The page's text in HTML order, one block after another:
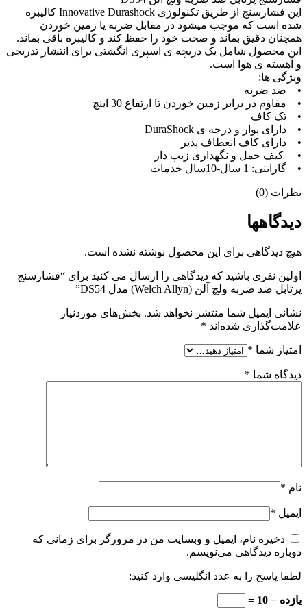
این فشارسنج از طریق تکنولوژی Innovative Durashock کالیبره
شده است که موجب میشود در مقابل ضربه یا زمین خوردن
همچنان دقیق بماند و صحت خود را حفظ کند و کالیبره باقی بماند.
این محصول شامل یک دریچه ی اسپری انگشتی برای انتشار تدریجی
و آهسته ی هوا است.
ویژگی ها:
• ضد ضربه
• مقاوم در برابر زمین خوردن تا ارتفاع 30 اینچ
• تک کاف
• دارای پوار و درجه ی DuraShock
• دارای کاف انعطاف پذیر
• کیف حمل و نگهداری زیپ دار
• گارانتی: 1 سال-10سال خدمات
نظرات (0)
دیدگاهها
هیچ دیدگاهی برای این محصول نوشته نشده است.
اولین نفری باشید که دیدگاهی را ارسال می کنید برای “فشارسنج
پرتابل ضد ضربه ولچ آلن (Welch Allyn) مدل DS54”
نشانی ایمیل شما منتشر نخواهد شد. بخش‌های موردنیاز
علامت‌گذاری شده‌اند *
امتیاز شما *
دیدگاه شما *
نام *
ایمیل *
ذخیره نام، ایمیل و وبسایت من در مرورگر برای زمانی که
دوباره دیدگاهی می‌نویسم.
لطفا پاسخ را به عدد انگلیسی وارد کنید:
یازده − 10 =